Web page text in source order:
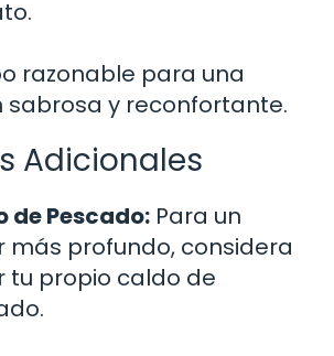
razonable para una
y reconfortante.
Adicionales
de Pescado: Para un
más profundo, considera
tu propio caldo de